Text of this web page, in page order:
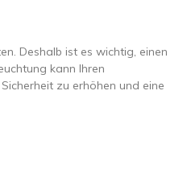
Deshalb ist es wichtig, einen
kann Ihren
zu erhöhen und eine